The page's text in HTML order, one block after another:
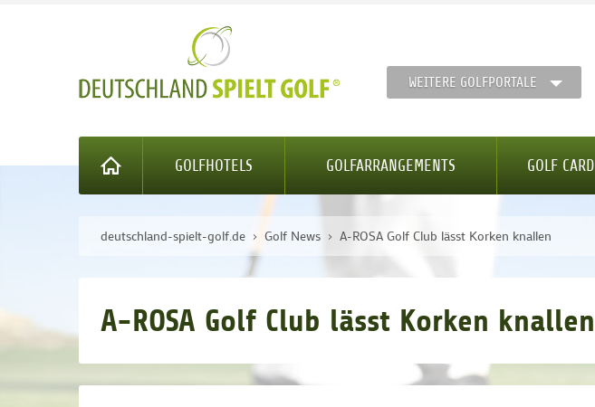
WEITERE GOLFPORTALE
GOLFHOTELS GOLFARRANGEMENTS GOLF CARD
deutschland-spielt-golf.de Golf News A-ROSA Golf Club lässt Korken knallen
A-ROSA Golf Club lässt Korken knallen